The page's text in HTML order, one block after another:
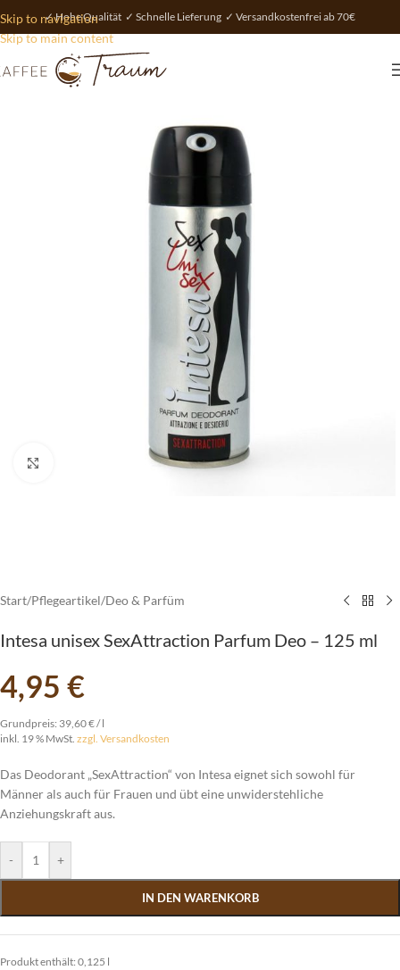
Skip to navigation
Skip to main content
✓ Hohe Qualität ✓ Schnelle Lieferung ✓ Versandkostenfrei ab 70€
Start/Pflegeartikel/Deo & Parfüm
Intesa unisex SexAttraction Parfum Deo – 125 ml
4,95 €
Grundpreis: 39,60€/l
inkl. 19 % MwSt. zzgl. Versandkosten
Das Deodorant „SexAttraction“ von Intesa eignet sich sowohl für
Männer als auch für Frauen und übt eine unwiderstehliche
Anziehungskraft aus.
- +
IN DEN WARENKORB
Produkt enthält: 0,125 l